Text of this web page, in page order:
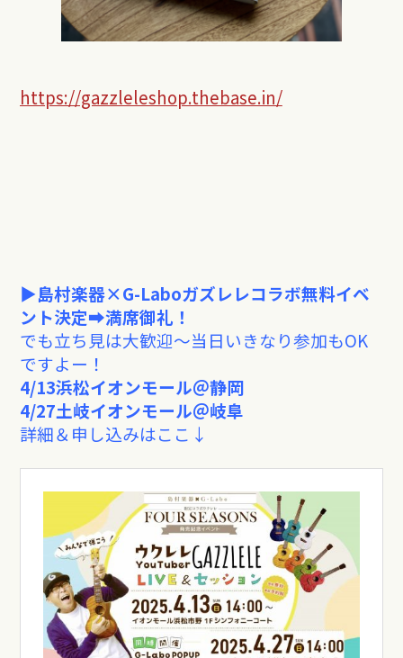
https://gazzleleshop.thebase.in/
▶︎島村楽器×G-Laboガズレレコラボ無料イベ
ント決定➡︎満席御礼！
でも立ち見は大歓迎〜当日いきなり参加もOK
ですよー！
4/13浜松イオンモール＠静岡
4/27土岐イオンモール＠岐阜
詳細＆申し込みはここ↓